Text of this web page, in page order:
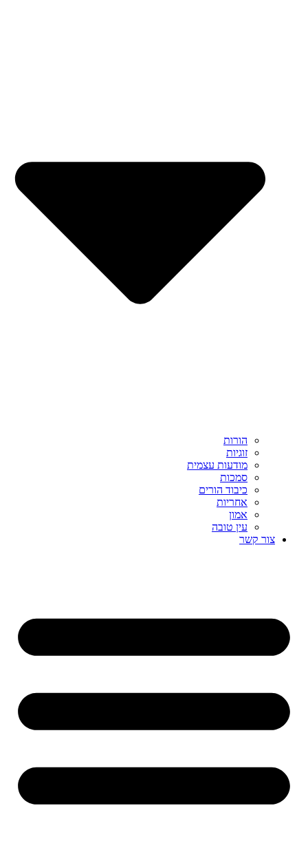
הורות
זוגיות
מודעות עצמית
סמכות
כיבוד הורים
אחריות
אמון
עין טובה
צור קשר